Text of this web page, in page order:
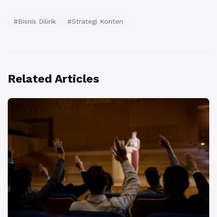
#Bisnis Dilirik #Strategi Konten
Related Articles